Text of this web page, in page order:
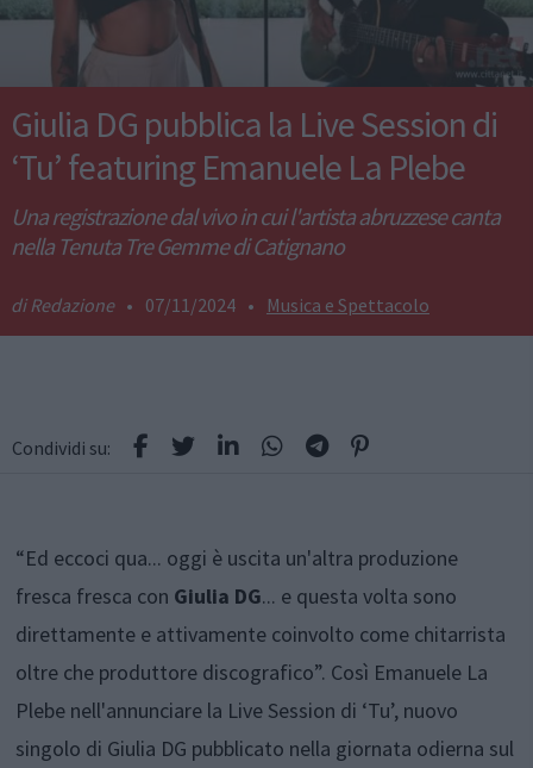
Giulia DG pubblica la Live Session di
‘Tu’ featuring Emanuele La Plebe
Una registrazione dal vivo in cui l'artista abruzzese canta
nella Tenuta Tre Gemme di Catignano
Redazione • 07/11/2024 • Musica e Spettacolo
Condividi su:
“Ed eccoci qua... oggi è uscita un'altra produzione
fresca fresca con Giulia DG... e questa volta sono
direttamente e attivamente coinvolto come chitarrista
oltre che produttore discografico”. Così Emanuele La
Plebe nell'annunciare la Live Session di ‘Tu’, nuovo
singolo di Giulia DG pubblicato nella giornata odierna sul